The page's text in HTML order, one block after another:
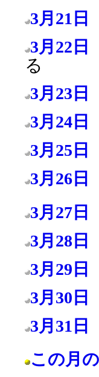
3月21日
3月22日
る
3月23日
3月24日
3月25日
3月26日
3月27日
3月28日
3月29日
3月30日
3月31日
この月